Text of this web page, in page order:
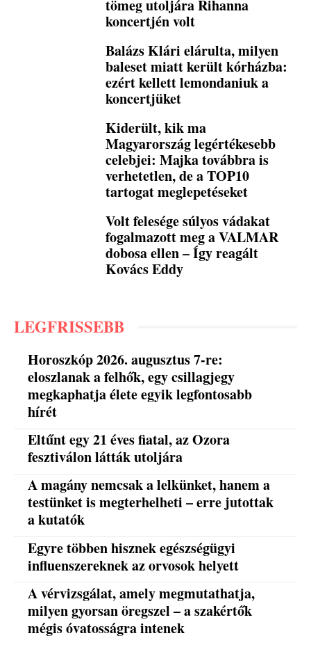
tömeg utoljára Rihanna
koncertjén volt
Balázs Klári elárulta, milyen
baleset miatt került kórházba:
ezért kellett lemondaniuk a
koncertjüket
Kiderült, kik ma
Magyarország legértékesebb
celebjei: Majka továbbra is
verhetetlen, de a TOP10
tartogat meglepetéseket
Volt felesége súlyos vádakat
fogalmazott meg a VALMAR
dobosa ellen – Így reagált
Kovács Eddy
LEGFRISSEBB
Horoszkóp 2026. augusztus 7-re:
eloszlanak a felhők, egy csillagjegy
megkaphatja élete egyik legfontosabb
hírét
Eltűnt egy 21 éves fiatal, az Ozora
fesztiválon látták utoljára
A magány nemcsak a lelkünket, hanem a
testünket is megterhelheti – erre jutottak
a kutatók
Egyre többen hisznek egészségügyi
influenszereknek az orvosok helyett
A vérvizsgálat, amely megmutathatja,
milyen gyorsan öregszel – a szakértők
mégis óvatosságra intenek